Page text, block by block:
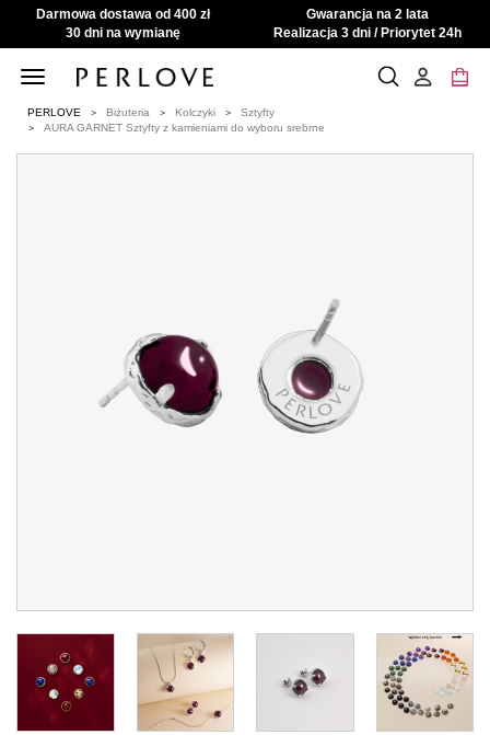
Darmowa dostawa od 400 zł
Gwarancja na 2 lata
30 dni na wymianę
Realizacja 3 dni / Priorytet 24h
Toggle
PERLOVE Biżuteria Kolczyki
Sztyfty
AURA GARNET Sztyfty z kamieniami do wyboru srebrne